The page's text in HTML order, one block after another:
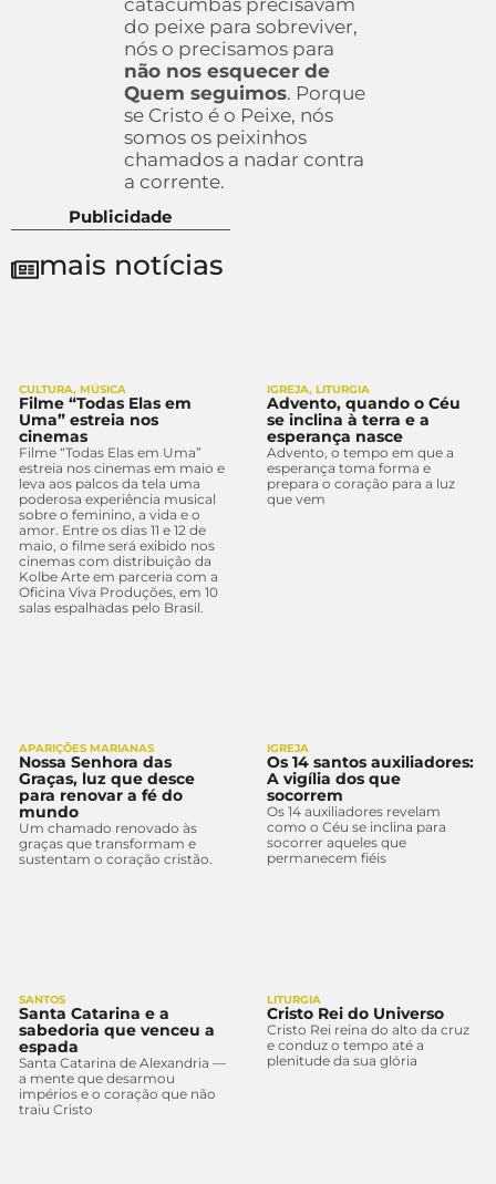
catacumbas precisavam
do peixe para sobreviver,
nós o precisamos para
não nos esquecer de
Quem seguimos. Porque
se Cristo é o Peixe, nós
somos os peixinhos
chamados a nadar contra
a corrente.
Publicidade
mais notícias
CULTURA, MÚSICA
Filme “Todas Elas em
Uma” estreia nos
cinemas
Filme “Todas Elas em Uma”
estreia nos cinemas em maio e
leva aos palcos da tela uma
poderosa experiência musical
sobre o feminino, a vida e o
amor. Entre os dias 11 e 12 de
maio, o filme será exibido nos
cinemas com distribuição da
Kolbe Arte em parceria com a
Oficina Viva Produções, em 10
salas espalhadas pelo Brasil.
IGREJA, LITURGIA
Advento, quando o Céu
se inclina à terra e a
esperança nasce
Advento, o tempo em que a
esperança toma forma e
prepara o coração para a luz
que vem
APARIÇÕES MARIANAS
Nossa Senhora das
Graças, luz que desce
para renovar a fé do
mundo
Um chamado renovado às
graças que transformam e
sustentam o coração cristão.
IGREJA
Os 14 santos auxiliadores:
A vigília dos que
socorrem
Os 14 auxiliadores revelam
como o Céu se inclina para
socorrer aqueles que
permanecem fiéis
SANTOS
Santa Catarina e a
sabedoria que venceu a
espada
Santa Catarina de Alexandria —
a mente que desarmou
impérios e o coração que não
traiu Cristo
LITURGIA
Cristo Rei do Universo
Cristo Rei reina do alto da cruz
e conduz o tempo até a
plenitude da sua glória